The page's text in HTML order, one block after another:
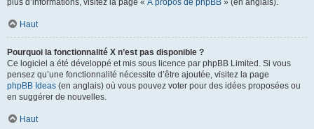
plus d’informations, visitez la page « À propos de phpBB » (en anglais).
Haut
Pourquoi la fonctionnalité X n’est pas disponible ?
Ce logiciel a été développé et mis sous licence par phpBB Limited. Si vous
pensez qu’une fonctionnalité nécessite d’être ajoutée, visitez la page
phpBB Ideas (en anglais) où vous pouvez voter pour des idées proposées ou
en suggérer de nouvelles.
Haut